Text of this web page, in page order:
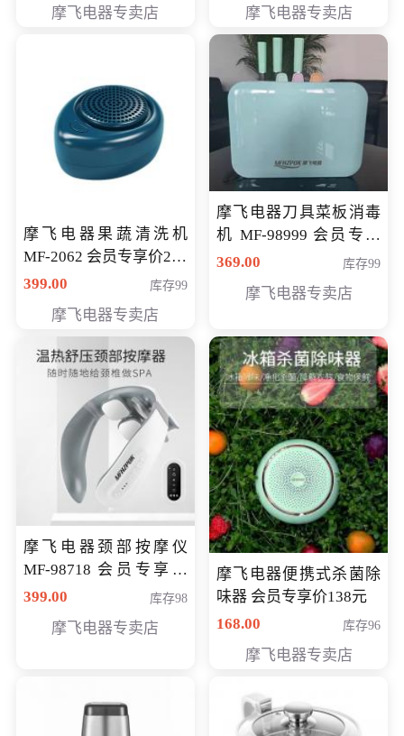
摩飞电器专卖店 摩飞电器专卖店
摩飞电器果蔬清洗机
MF-2062 会员专享价268
元
399.00 库存99
摩飞电器专卖店
摩飞电器刀具菜板消毒
机 MF-98999 会员专享
价286元
369.00 库存99
摩飞电器专卖店
摩飞电器颈部按摩仪
MF-98718 会员专享价
299元
399.00 库存98
摩飞电器专卖店
摩飞电器便携式杀菌除
味器 会员专享价138元
168.00
库存96
摩飞电器专卖店